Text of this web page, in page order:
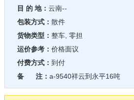
目 的 地： 云南--
包装方式： 散件
货物类型： 整车, 零担
运价参考： 价格面议
付费方式： 到付
备 注： a-9540祥云到永平16吨